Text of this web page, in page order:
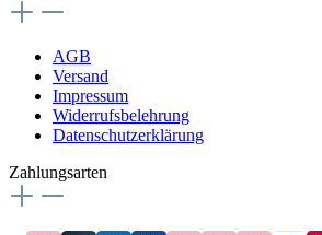
AGB
Versand
Impressum
Widerrufsbelehrung
Datenschutzerklärung
Zahlungsarten